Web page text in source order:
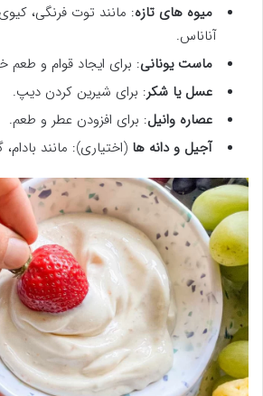
میوه های تازه: مانند توت فرنگی،
آناناس.
ماست یونانی: برای ایجاد قوام و طعم
عسل یا شکر: برای شیرین کردن دیپ.
عصاره وانیل: برای افزودن عطر و طعم.
آجیل و دانه ها (اختیاری): مانند